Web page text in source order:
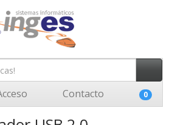
Contacto 0